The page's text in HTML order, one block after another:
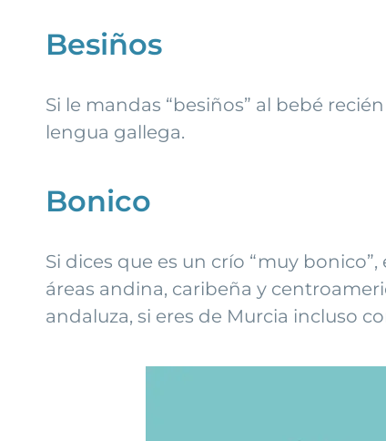
Besiños
Si le mandas “besiños” al bebé
lengua gallega.
Bonico
Si dices que es un crío “muy
áreas andina, caribeña y
andaluza, si eres de Murcia incluso